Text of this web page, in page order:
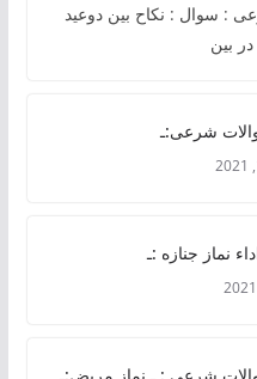
شرعی : سوال : نکاح بین دوعید
بین
شرعی:ـ
نماز جنازه :ـ